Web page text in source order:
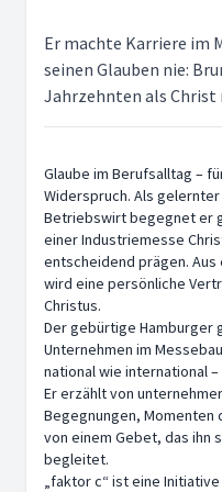
Er machte Karriere im
seinen Glauben nie:
Jahrzehnten als Christ
Glaube im Berufsalltag –
Widerspruch. Als
Betriebswirt begegnet er
einer Industriemesse
entscheidend prägen.
wird eine persönliche
Christus.
Der gebürtige Hamburger
Unternehmen im
national wie international
Er erzählt von
Begegnungen, Momenten
von einem Gebet, das ihn
begleitet.
„faktor c“ ist eine